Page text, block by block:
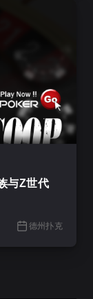
与Z世代
德州扑克